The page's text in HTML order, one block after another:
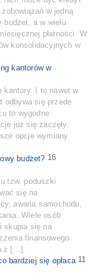
w jedną
budżet, a w wielu
płatności. W
konsolidacyjnych w
kantorów w
kantory. I to nawet w
odbywa się przede
to wygodne
już się zaczęły.
opcje wymiany
budżet? 16
tzw. poduszki
się na
awaria samochodu,
Wiele osób
skupia się na
finansowego
z […]
bardziej się opłaca 11